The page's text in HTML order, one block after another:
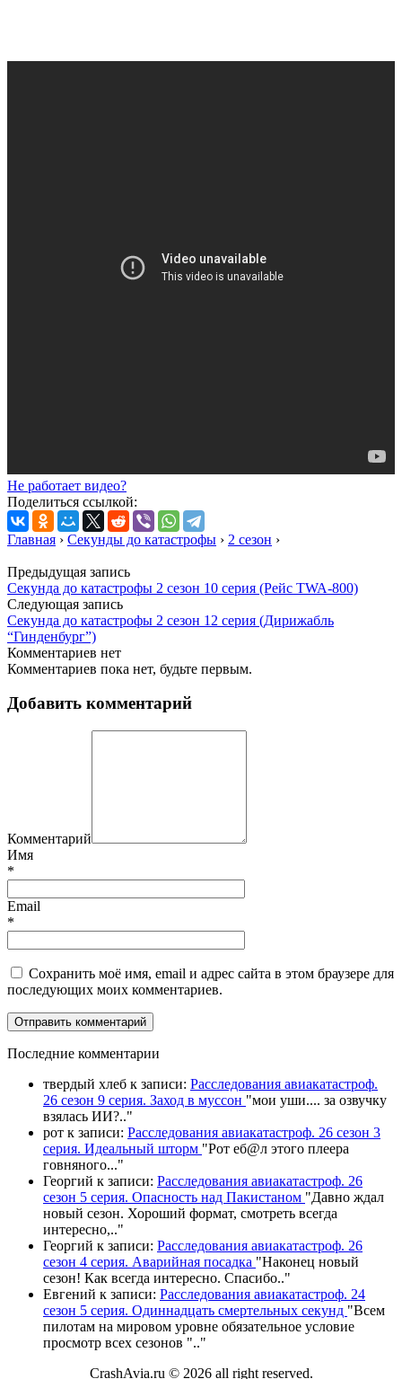
Не работает видео?
Поделиться ссылкой:
Главная › Секунды до катастрофы › 2 сезон ›
Предыдущая запись
Секунда до катастрофы 2 сезон 10 серия (Рейс TWA-800)
Следующая запись
Секунда до катастрофы 2 сезон 12 серия (Дирижабль
“Гинденбург”)
Комментариев нет
Комментариев пока нет, будьте первым.
Добавить комментарий
Комментарий
Имя
*
Email
*
Сохранить моё имя, email и адрес сайта в этом браузере для
последующих моих комментариев.
Последние комментарии
твердый хлеб к записи: Расследования авиакатастроф.
26 сезон 9 серия. Заход в муссон "мои уши.... за озвучку
взялась ИИ?.."
рот к записи: Расследования авиакатастроф. 26 сезон 3
серия. Идеальный шторм "Рот еб@л этого плеера
говняного..."
Георгий к записи: Расследования авиакатастроф. 26
сезон 5 серия. Опасность над Пакистаном "Давно ждал
новый сезон. Хороший формат, смотреть всегда
интересно,.."
Георгий к записи: Расследования авиакатастроф. 26
сезон 4 серия. Аварийная посадка "Наконец новый
сезон! Как всегда интересно. Спасибо.."
Евгений к записи: Расследования авиакатастроф. 24
сезон 5 серия. Одиннадцать смертельных секунд "Всем
пилотам на мировом уровне обязательное условие
просмотр всех сезонов ".."
CrashAvia.ru © 2026 all right reserved.